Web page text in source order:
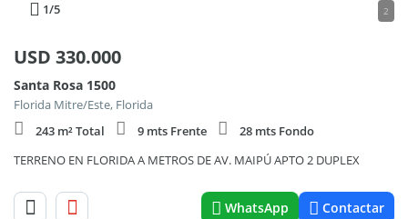
1/5 2
USD 330.000
Santa Rosa 1500
Florida Mitre/Este, Florida
243 m² Total
9 mts Frente
28 mts Fondo
TERRENO EN FLORIDA A METROS DE AV. MAIPÚ APTO 2 DUPLEX
WhatsApp Contactar